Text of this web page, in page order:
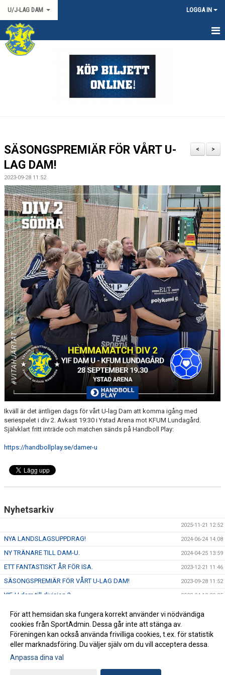
U/J-LAG DAM LOGGA IN
HEM
KONTAKT
MATCHER
>
<
SÄSONGSPREMIÄR FÖR VÅRT U-
LAG DAM!
2023-09-28 11:52
Ikväll är det äntligen dags för vårt U-lag Dam att komma igång med
seriespelet i div 2. Avkast 19:30 i Ystad Arena mot KFUM Lundagård.
Självklart fritt inträde och matchen sänds på Handboll Play:
https://handbollplay.se/damer-u
Nyhetsarkiv
2025-11-21 12:52
NYA LANDSLAGSUPPDRAG! 2024-06-24 14:08
NY TRÄNARE TILL DAM-U. 2024-04-25 13:59
ETT FANTASTISKT ÅR FÖR ISA. 2023-12-21 11:46
SÄSONGSPREMIÄR FÖR VÅRT U-LAG DAM! 2023-09-28 11:52
YIF-U dam till division 2 2023-04-12 20:25
Covid Info YIF
Längtan är över - välkomna tillbaka! 2021-09-07 16:25
Gå till Webbversion
För att hemsidan ska fungera korrekt använder vi nödvändiga
cookies från SportAdmin. Dessa går inte att stänga av.
Föreningen kan också använda frivilliga cookies, t.ex. för statistik
eller marknadsföring. Du väljer själv om du vill acceptera dessa.
Anpassa dina val